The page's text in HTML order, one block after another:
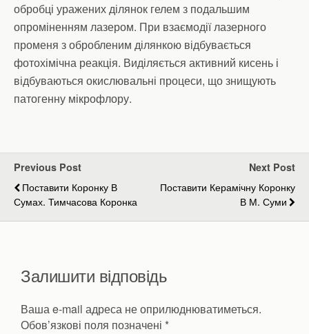
обробці уражених ділянок гелем з подальшим
опроміненням лазером. При взаємодії лазерного
променя з обробленим ділянкою відбувається
фотохімічна реакція. Виділяється активний кисень і
відбуваються окислювальні процеси, що знищують
патогенну мікрофлору.
Previous Post
Поставити Коронку В
Сумах. Тимчасова Коронка
Next Post
Поставити Керамічну Коронку
В М. Суми
Залишити відповідь
Ваша e-mail адреса не оприлюднюватиметься.
Обов’язкові поля позначені *